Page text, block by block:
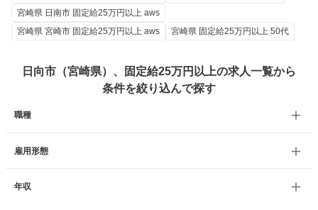
宮崎県 日南市 固定給25万円以上 aws
宮崎県 宮崎市 固定給25万円以上 aws
宮崎県 固定給25万円以上 50代
日向市（宮崎県）、固定給25万円以上の求人一覧から
条件を絞り込んで探す
職種
雇用形態
年収